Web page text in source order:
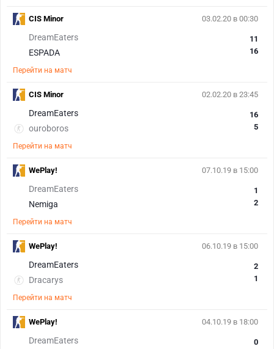
03.02.20 в 00:30
DreamEaters
ESPADA
11
16
Перейти на матч
CIS Minor
02.02.20 в 23:45
DreamEaters
ouroboros
16
5
Перейти на матч
CIS Minor
07.10.19 в 15:00
DreamEaters
Nemiga
1
2
Перейти на матч
WePlay!
06.10.19 в 15:00
DreamEaters
Dracarys
2
1
Перейти на матч
WePlay!
04.10.19 в 18:00
DreamEaters 0
WePlay!